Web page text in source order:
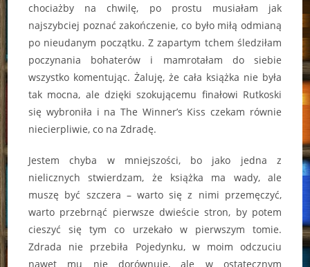
chociażby na chwilę, po prostu musiałam jak
najszybciej poznać zakończenie, co było miłą odmianą
po nieudanym początku. Z zapartym tchem śledziłam
poczynania bohaterów i mamrotałam do siebie
wszystko komentując. Żaluję, że cała książka nie była
tak mocna, ale dzięki szokującemu finałowi Rutkoski
się wybroniła i na The Winner’s Kiss czekam równie
niecierpliwie, co na Zdradę.
Jestem chyba w mniejszości, bo jako jedna z
nielicznych stwierdzam, że książka ma wady, ale
muszę być szczera – warto się z nimi przemęczyć,
warto przebrnąć pierwsze dwieście stron, by potem
cieszyć się tym co urzekało w pierwszym tomie.
Zdrada nie przebiła Pojedynku, w moim odczuciu
nawet mu nie dorównuje, ale w ostatecznym